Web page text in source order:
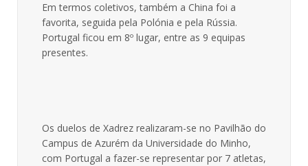
Em termos coletivos, também a China foi a
favorita, seguida pela Polónia e pela Rússia.
Portugal ficou em 8º lugar, entre as 9 equipas
presentes.
Os duelos de Xadrez realizaram-se no Pavilhão do
Campus de Azurém da Universidade do Minho,
com Portugal a fazer-se representar por 7 atletas,